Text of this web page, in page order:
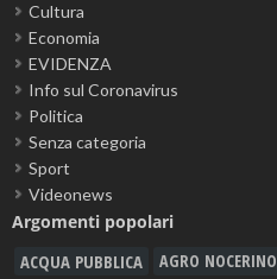
Cultura
Economia
EVIDENZA
Info sul Coronavirus
Politica
Senza categoria
Sport
Videonews
Argomenti popolari
ACQUA PUBBLICA AGRO NOCERINO